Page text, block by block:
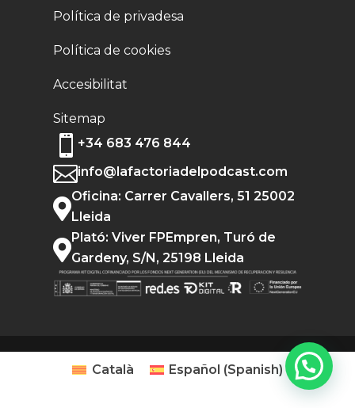
Política de privadesa
Política de cookies
Accesibilitat
Sitemap
 +34 683 476 844
info@lafactoriadelpodcast.com

Oficina: Carrer Cavallers, 51 25002
Lleida

Plató: Viver FPEmpren, Turó de
Gardeny, S/N, 25198 Lleida
Català Español (Spanish)